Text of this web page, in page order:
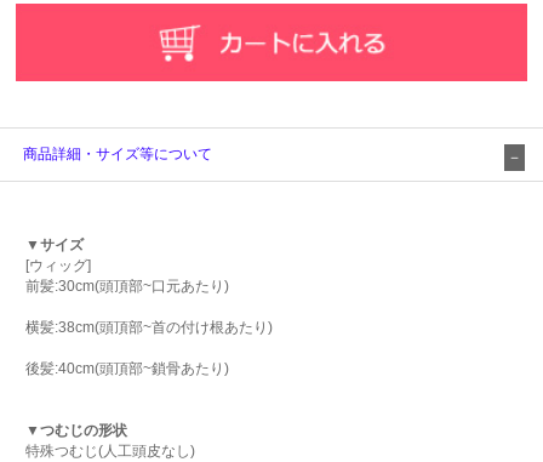
商品詳細・サイズ等について
▼サイズ
[ウィッグ]
前髪:30cm(頭頂部~口元あたり)
横髪:38cm(頭頂部~首の付け根あたり)
後髪:40cm(頭頂部~鎖骨あたり)
▼つむじの形状
特殊つむじ(人工頭皮なし)